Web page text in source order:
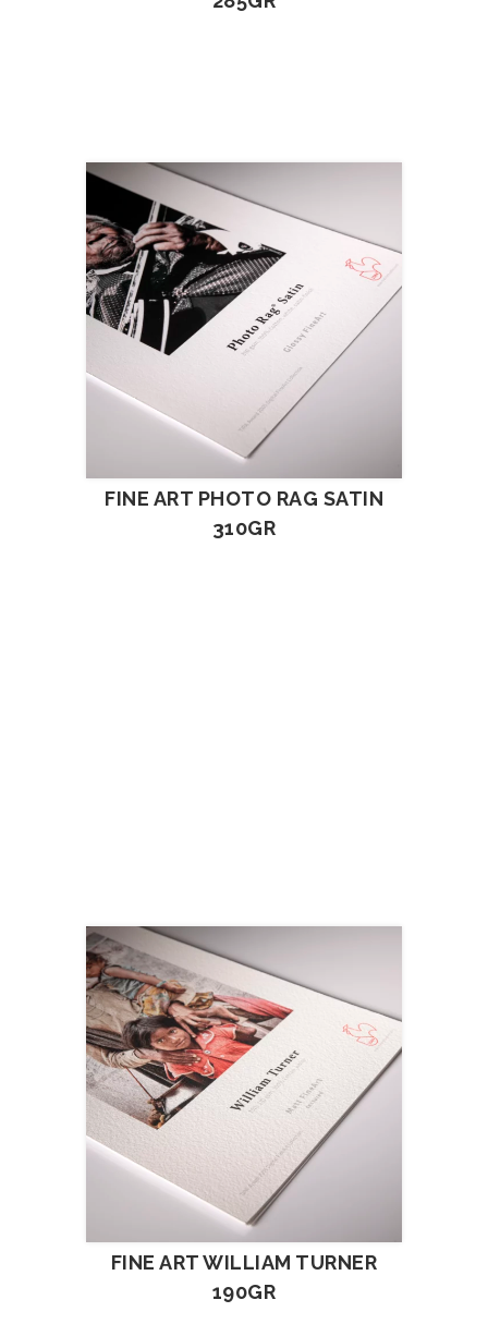
FINE ART PHOTO RAG SATIN
310GR
FINE ART WILLIAM TURNER
190GR